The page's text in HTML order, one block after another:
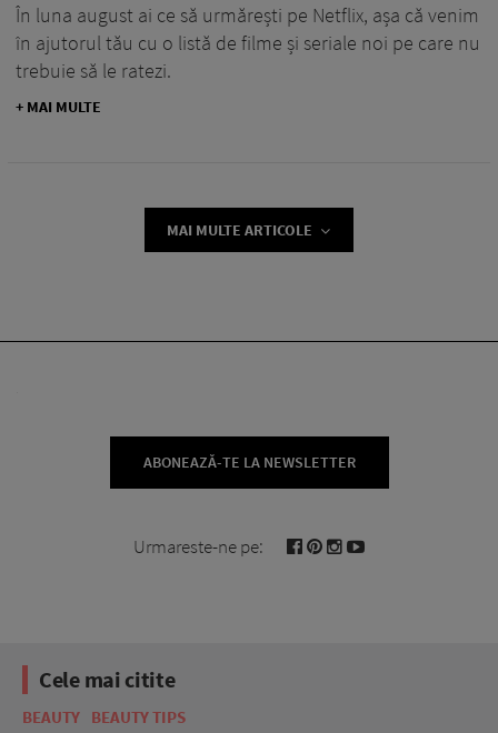
În luna august ai ce să urmărești pe Netflix, așa că venim
în ajutorul tău cu o listă de filme și seriale noi pe care nu
trebuie să le ratezi.
+ MAI MULTE
MAI MULTE ARTICOLE
ABONEAZĂ-TE LA NEWSLETTER
Urmareste-ne pe:
Cele mai citite
BEAUTY BEAUTY TIPS